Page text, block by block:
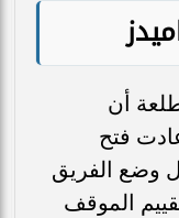
أن
فتح
وضع الفريق
الموقف